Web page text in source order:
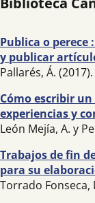
Publica o
y publicar
Pallarés, Á.
Cómo escribir
experiencias y
León Mejía, A. y
Trabajos de fin
para su
Torrado Fonseca,